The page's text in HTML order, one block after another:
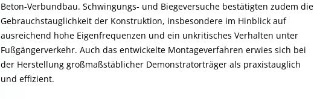
Beton-Verbundbau. Schwingungs- und Biegeversuche bestätigten zudem die
Gebrauchstauglichkeit der Konstruktion, insbesondere im Hinblick auf
ausreichend hohe Eigenfrequenzen und ein unkritisches Verhalten unter
Fußgängerverkehr. Auch das entwickelte Montageverfahren erwies sich bei
der Herstellung großmaßstäblicher Demonstratorträger als praxistauglich
und effizient.